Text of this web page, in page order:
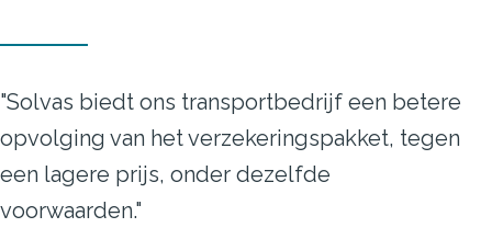
"Solvas biedt ons transportbedrijf een betere
opvolging van het verzekeringspakket, tegen
een lagere prijs, onder dezelfde
voorwaarden."